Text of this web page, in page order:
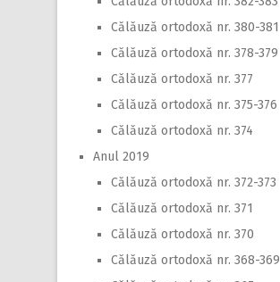
Călăuză ortodoxă nr. 380-381
Călăuză ortodoxă nr. 378-379
Călăuză ortodoxă nr. 377
Călăuză ortodoxă nr. 375-376
Călăuză ortodoxă nr. 374
Anul 2019
Călăuză ortodoxă nr. 372-373
Călăuză ortodoxă nr. 371
Călăuză ortodoxă nr. 370
Călăuză ortodoxă nr. 368-369